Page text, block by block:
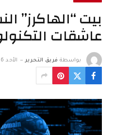
بيت “الهاكرز”
عاشقات
بواسطة فريق التحرير الأحد 06 أكتوبر 10:04 م